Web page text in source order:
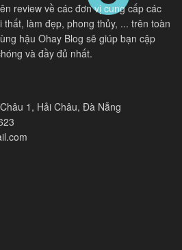
review về các đơn vị cung cấp các
làm đẹp, phong thủy, ... trên toàn
hậu Ohay Blog sẽ giúp bạn cập
và đầy đủ nhất.
1, Hải Châu, Đà Nẵng